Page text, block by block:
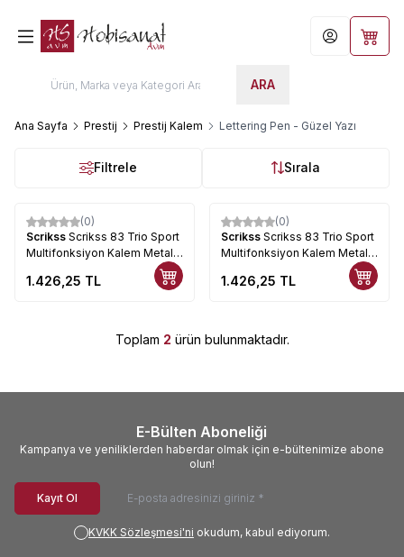
ARA
Hesabım
Ana Sayfa Prestij Prestij Kalem Lettering Pen - Güzel Yazı
Filtrele Sırala
(0)
Scrikss Scrikss 83 Trio Sport
Multifonksiyon Kalem Metalik
1.426,25 TL
(0)
Scrikss Scrikss 83 Trio Sport
Multifonksiyon Kalem Metalik
1.426,25 TL
Toplam 2 ürün bulunmaktadır.
E-Bülten Aboneliği
Kampanya ve yeniliklerden haberdar olmak için e-bültenimize abone
olun!
Kayıt Ol
KVKK Sözleşmesi'ni okudum, kabul ediyorum.